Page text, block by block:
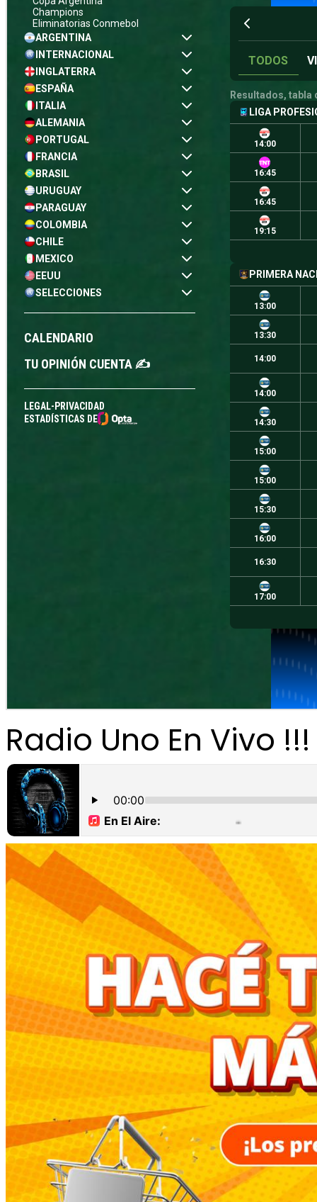
Radio Uno En Vivo !!!